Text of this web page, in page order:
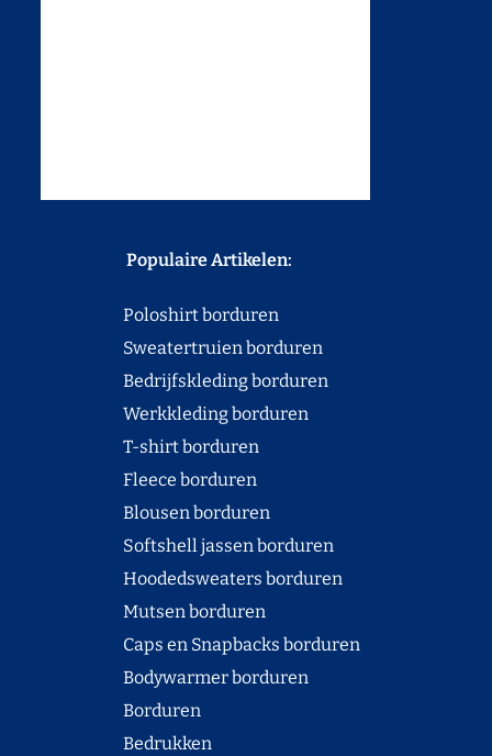
Populaire Artikelen:
Poloshirt borduren
Sweatertruien borduren
Bedrijfskleding borduren
Werkkleding borduren
T-shirt borduren
Fleece borduren
Blousen borduren
Softshell jassen borduren
Hoodedsweaters borduren
Mutsen borduren
Caps en Snapbacks borduren
Bodywarmer borduren
Borduren
Bedrukken